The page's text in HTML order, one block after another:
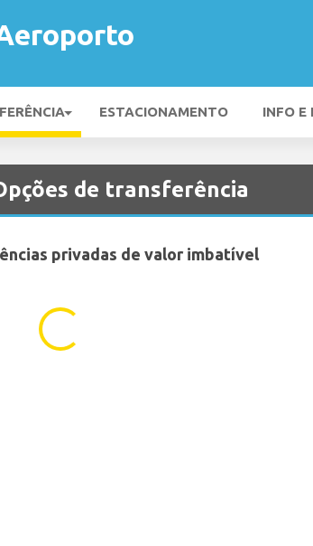
ESTACIONAMENTO INFO E
de transferência
privadas de valor imbatível